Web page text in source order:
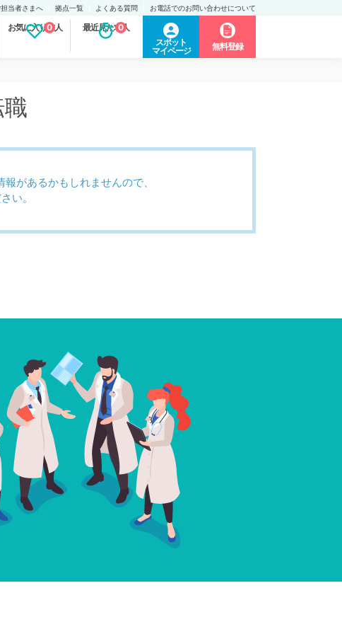
当者さまへ 拠点一覧 よくある質問 お電話でのお問い合わせについて
お気に入り求人
0 最近見た求人
0
スポット
マイページ
無料登録
があるかもしれませんので、
い。